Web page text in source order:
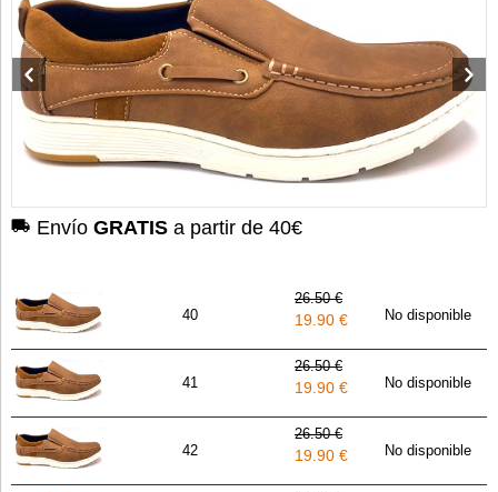
Envío GRATIS a partir de 40€
40
26.50 €
19.90 € No disponible
41
26.50 €
19.90 € No disponible
42
26.50 €
19.90 € No disponible